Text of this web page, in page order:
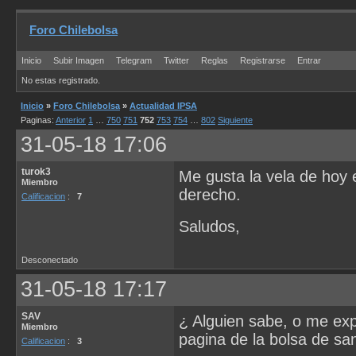
Foro Chilebolsa
Inicio Subir Imagen Telegram Twitter Reglas Registrarse Entrar
No estas registrado.
Inicio » Foro Chilebolsa » Actualidad IPSA
Paginas: Anterior 1 750 751 752 753 754 802 Siguiente
31-05-18 17:06
turok3
Miembro
Calificacion : 7
Me gusta la vela de hoy
derecho.
Saludos,
Desconectado
31-05-18 17:17
SAV
Miembro
Calificacion : 3
¿ Alguien sabe, o me
pagina de la bolsa de